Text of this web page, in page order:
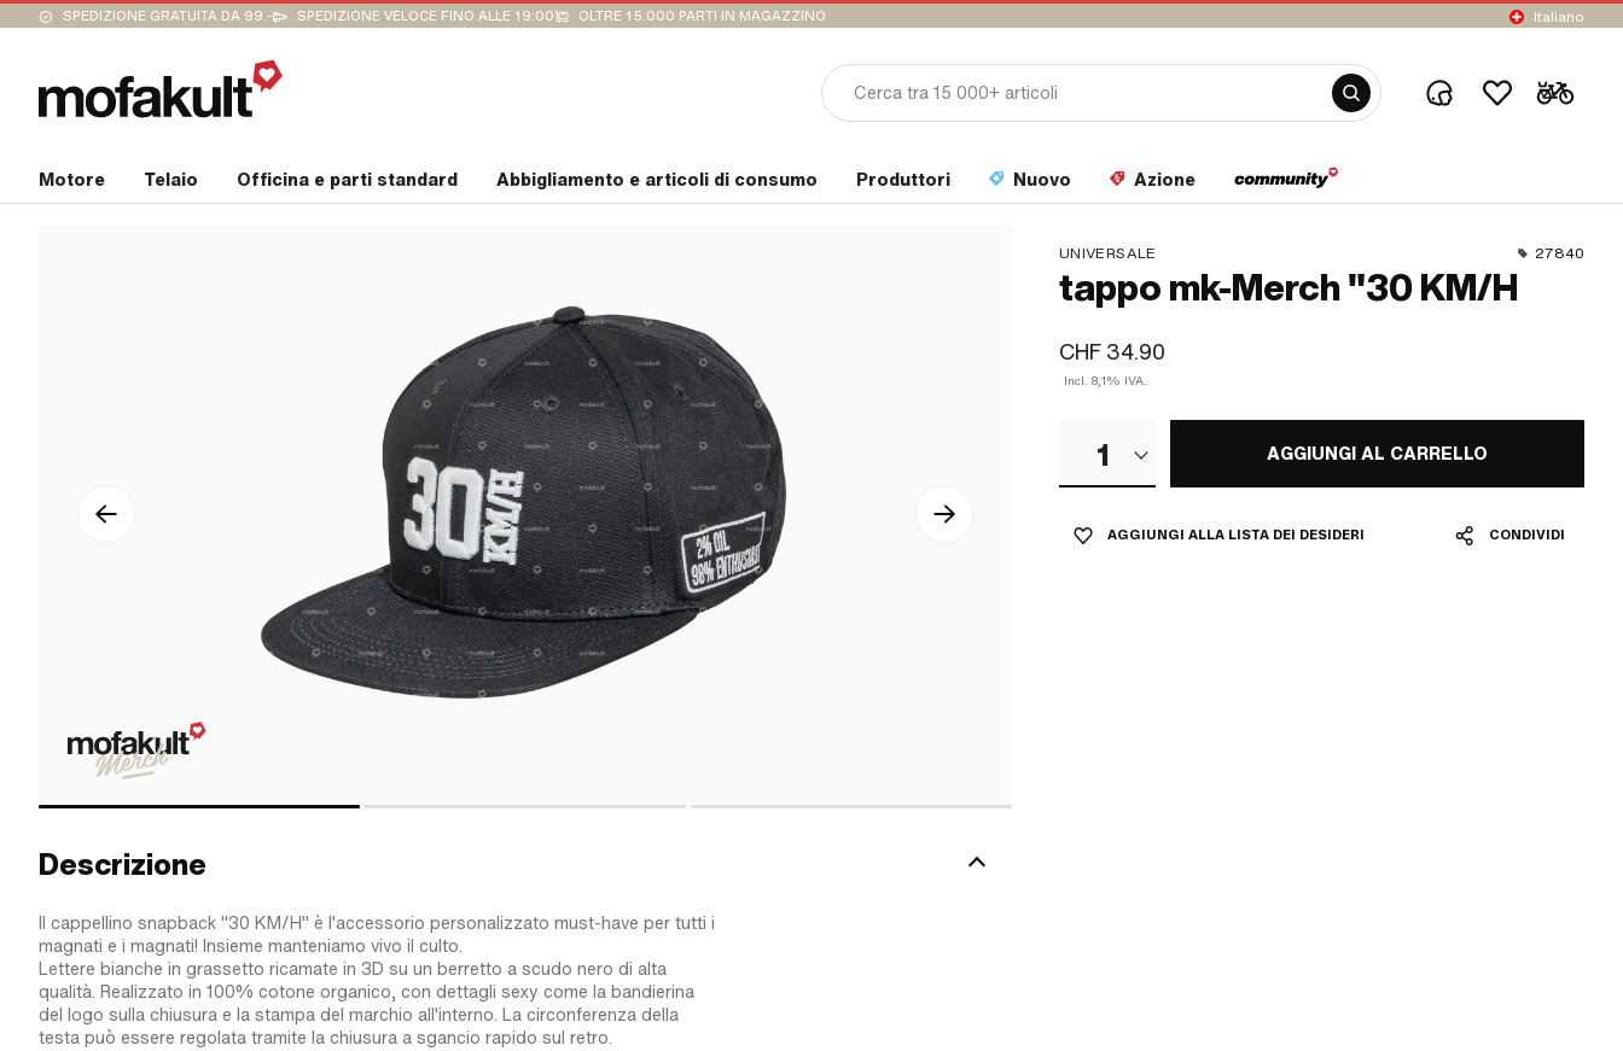
SPEDIZIONE GRATUITA DA 99.- SPEDIZIONE VELOCE FINO ALLE 19:00 OLTRE 15.000 PARTI IN MAGAZZINO Italiano
Motore Telaio Officina e parti standard Abbigliamento e articoli di consumo Produttori Nuovo Azione
UNIVERSALE 27840
tappo mk-Merch "30 KM/H
CHF 34.90
Incl. 8,1% IVA.
1 AGGIUNGI AL CARRELLO
AGGIUNGI ALLA LISTA DEI DESIDERI CONDIVIDI
Descrizione
Il cappellino snapback "30 KM/H" è l'accessorio personalizzato must-have per tutti i
magnati e i magnati! Insieme manteniamo vivo il culto.
Lettere bianche in grassetto ricamate in 3D su un berretto a scudo nero di alta
qualità. Realizzato in 100% cotone organico, con dettagli sexy come la bandierina
del logo sulla chiusura e la stampa del marchio all'interno. La circonferenza della
testa può essere regolata tramite la chiusura a sgancio rapido sul retro.